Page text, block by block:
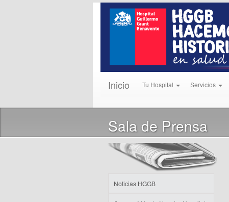
Inicio Tu Hospital Servicios
Sala de Prensa
Noticias HGGB